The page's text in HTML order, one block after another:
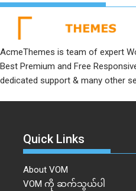
AcmeThemes is team of expert
Best Premium and Free
dedicated support & many other
Quick Links
About VOM
VOM ကို ဆက်သွယ်ပါ